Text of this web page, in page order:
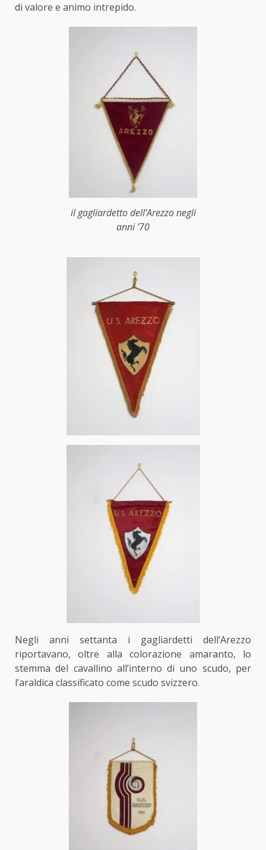
di valore e animo intrepido.
il gagliardetto dell’Arezzo negli
anni ’70
Negli anni settanta i gagliardetti dell’Arezzo
riportavano, oltre alla colorazione amaranto, lo
stemma del cavallino all’interno di uno scudo, per
l’araldica classificato come scudo svizzero.